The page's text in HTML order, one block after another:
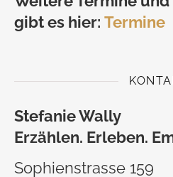
gibt es hier: Termine
Stefanie Wally
Erzählen. Erleben.
Sophienstrasse 159